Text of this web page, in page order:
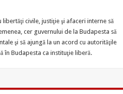
civile, justiţie şi afaceri interne să
cer guvernului de la Budapesta să
şi să ajungă la un acord cu autorităţile
în Budapesta ca instituţie liberă.